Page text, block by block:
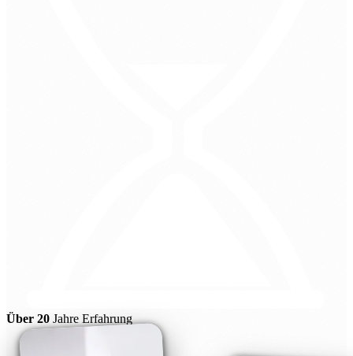
Über 20 Jahre Erfahrung